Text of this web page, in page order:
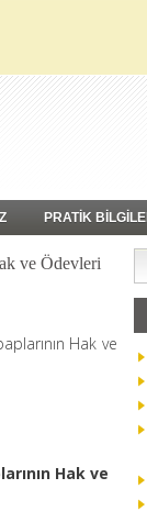
PRATİK
ve Ödevleri
Hak ve
Hak ve